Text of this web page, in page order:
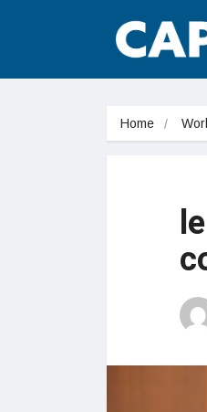
Home